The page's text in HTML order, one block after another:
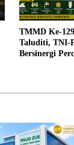
TMMD Ke-
Taluditi, TNI-
Bersinergi